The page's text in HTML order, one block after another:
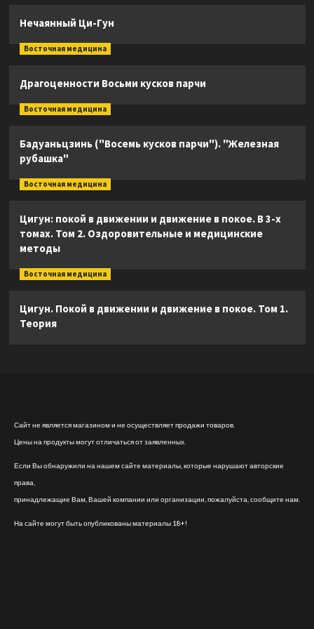
Нечаянный Ци-Гун
Восточная медицина
Драгоценности Восьми кусков парчи
Восточная медицина
Бадуаньцзинь ("Восемь кусков парчи"). "Железная
рубашка"
Восточная медицина
Цигун: покой в движении и движение в покое. В 3-х
томах. Том 2. Оздоровительные и медицинские
методы
Восточная медицина
Цигун. Покой в движении и движение в покое. Том 1.
Теория
Сайт не является магазином и не осуществляет продажи товаров.
Цены на продукты могут отличаться от заявленных.
Если Вы обнаружили на нашем сайте материалы, которые нарушают авторские
права,
принадлежащие Вам, Вашей компании или организации, пожалуйста, сообщите нам.
На сайте могут быть опубликованы материалы 18+!